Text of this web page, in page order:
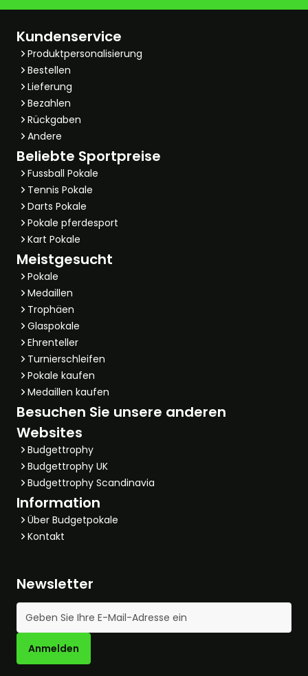
Kundenservice
Produktpersonalisierung
Bestellen
Lieferung
Bezahlen
Rückgaben
Andere
Beliebte Sportpreise
Fussball Pokale
Tennis Pokale
Darts Pokale
Pokale pferdesport
Kart Pokale
Meistgesucht
Pokale
Medaillen
Trophäen
Glaspokale
Ehrenteller
Turnierschleifen
Pokale kaufen
Medaillen kaufen
Besuchen Sie unsere anderen
Websites
Budgettrophy
Budgettrophy UK
Budgettrophy Scandinavia
Information
Über Budgetpokale
Kontakt
Newsletter
E-Mail-Adresse
Anmelden